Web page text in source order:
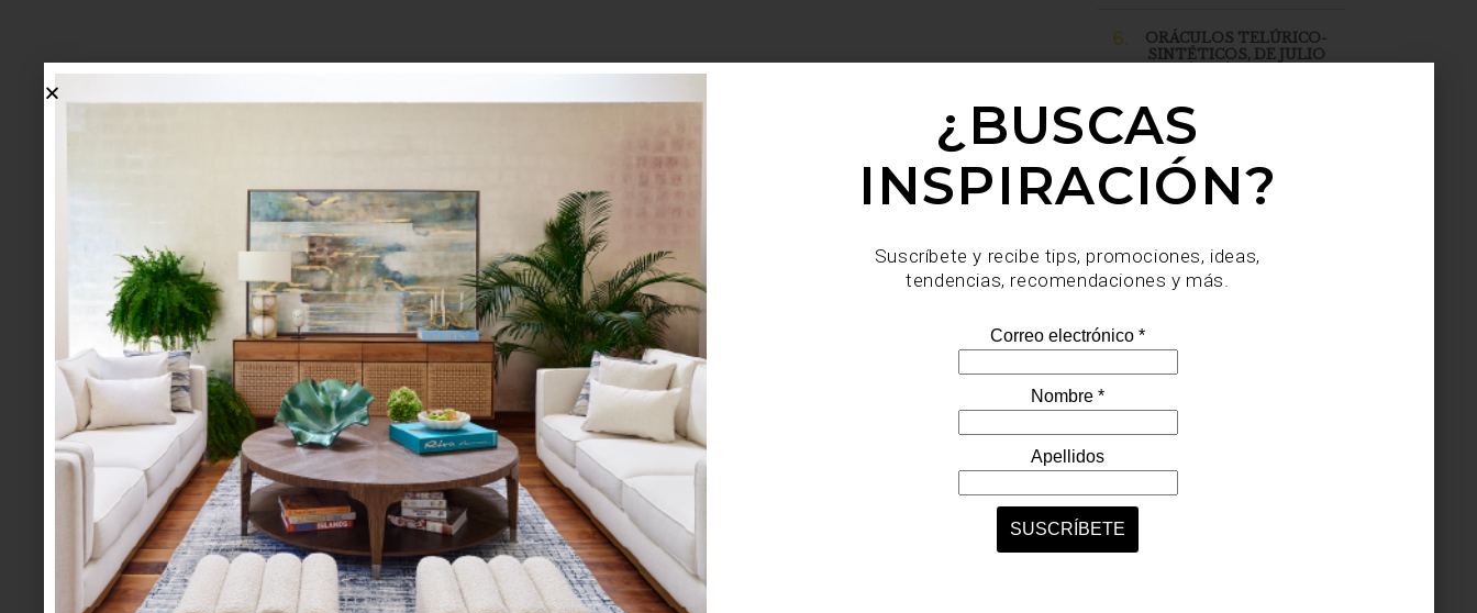
6.
ORÁCULOS TELÚRICO-
SINTÉTICOS, DE JULIO
lo más nuevo
BIENVENIDA, ZASH: UNA
NUEVA MANERA DE VIVIR
LA MESA LLEGA A CASA
PALACIO.
mesa y cocina
august 05 2026
¿BUSCAS
INSPIRACIÓN?
Suscríbete y recibe tips, promociones, ideas,
tendencias, recomendaciones y más.